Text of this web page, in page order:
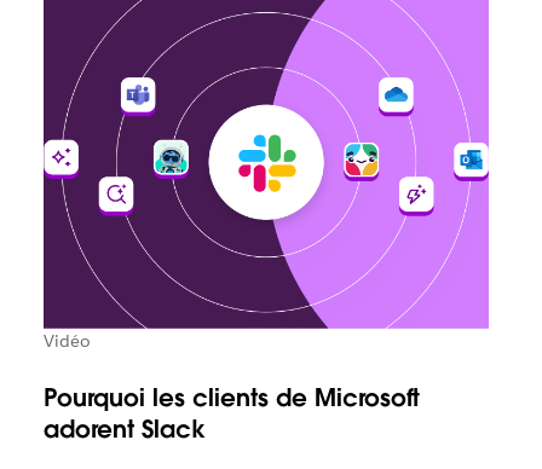
Vidéo
Pourquoi les clients de Microsoft
adorent Slack